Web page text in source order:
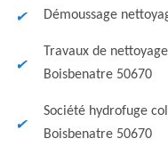
Démoussage
Travaux de
Boisbenatre 50670
Société hydrofuge
Boisbenatre 50670